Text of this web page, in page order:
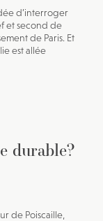
d’interroger
et second de
de Paris. Et
est allée
durable?
de Poiscaille,